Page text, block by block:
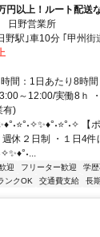
円以上！ルート配送
日野営業所
野駅｣車10分 ｢甲州街
間：1日あたり8時
～12:00/実働8ｈ
有)
休２日制 ・１日4
迎 フリーター歓迎 学
ンクOK 交通費支給 長